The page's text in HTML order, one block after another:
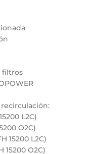
filtros
L2C)
O2C)
15200 L2C)
15200 O2C)